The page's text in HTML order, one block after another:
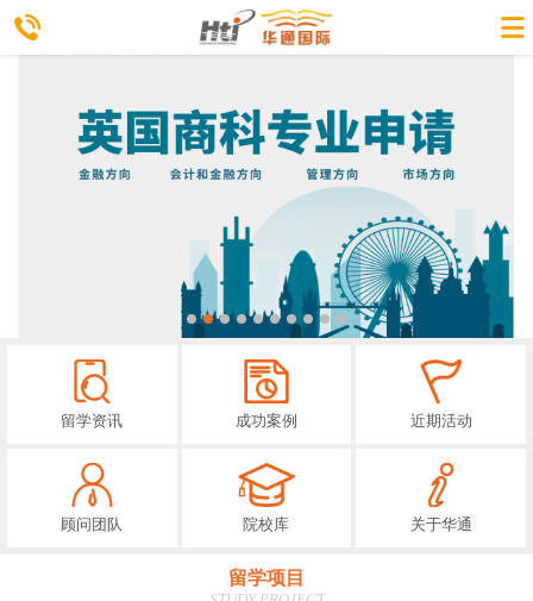
留学资讯 成功案例 近期活动
顾问团队 院校库 关于华通
留学项目